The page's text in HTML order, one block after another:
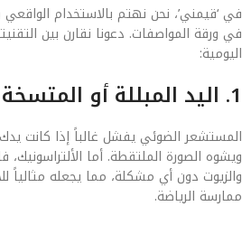
في ‘قيمني’، نحن نهتم بالاستخدام
في ورقة المواصفات. دعونا نقارن بين
اليومية:
1. اليد المبللة أو المتسخة
المستشعر الضوئي يفشل غالباً إذا كانت
ويشوه الصورة الملتقطة. أما الألتراسونيك،
والزيوت دون أي مشكلة، مما يجعله مثالياً
ممارسة الرياضة.